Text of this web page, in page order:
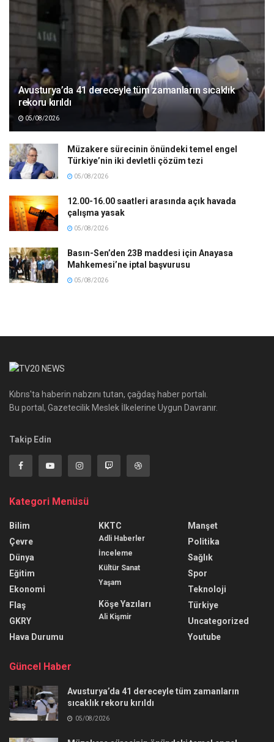
Avusturya’da 41 dereceyle tüm zamanların sıcaklık
rekoru kırıldı
05/08/2026
Müzakere sürecinin önündeki temel engel
Türkiye’nin iki devletli çözüm tezi
05/08/2026
12.00-16.00 saatleri arasında açık havada
çalışma yasak
05/08/2026
Basın-Sen’den 23B maddesi için Anayasa
Mahkemesi’ne iptal başvurusu
05/08/2026
Kıbrıs'ta haberin nabzını tutan, çağdaş haber portalı.
Bu portal, Gazetecilik Meslek İlkelerine Uygun Davranır.
Takip Edin
Kategori Menüsü
Bilim
Çevre
Dünya
Eğitim
Ekonomi
Flaş
GKRY
Hava Durumu
KKTC
Adli Haberler
İnceleme
Kültür Sanat
Yaşam
Köşe Yazıları
Ali Kişmir
Manşet
Politika
Sağlık
Spor
Teknoloji
Türkiye
Uncategorized
Youtube
Güncel Haber
Avusturya’da 41 dereceyle tüm zamanların
sıcaklık rekoru kırıldı
05/08/2026